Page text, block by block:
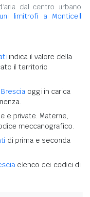
dal centro urbano.
limitrofi a Monticelli
indica il valore della
il territorio
oggi in carica
e private. Materne,
meccanografico.
di prima e seconda
elenco dei codici di